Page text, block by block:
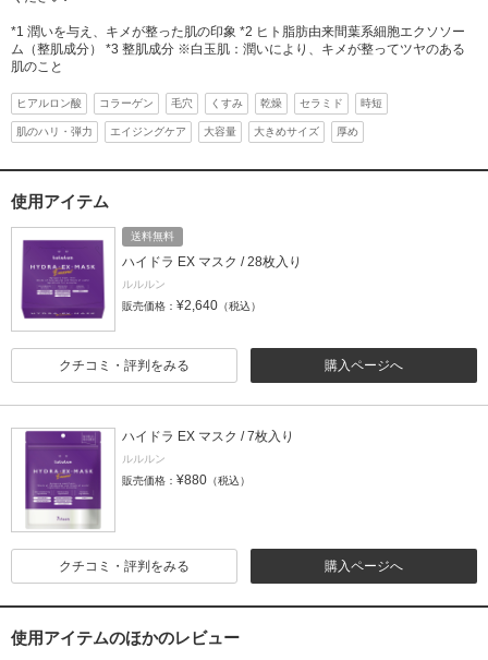
*1 潤いを与え、キメが整った肌の印象 *2 ヒト脂肪由来間葉系細胞エクソソー
ム（整肌成分） *3 整肌成分 ※白玉肌：潤いにより、キメが整ってツヤのある
肌のこと
ヒアルロン酸 コラーゲン 毛穴 くすみ 乾燥 セラミド 時短
肌のハリ・弾力 エイジングケア 大容量 大きめサイズ 厚め
使用アイテム
送料無料
ハイドラ EX マスク / 28枚入り
ルルルン
販売価格： ¥2,640 （税込）
購入ページへ
クチコミ・評判をみる
ハイドラ EX マスク / 7枚入り
ルルルン
販売価格： ¥880 （税込）
購入ページへ
クチコミ・評判をみる
使用アイテムのほかのレビュー